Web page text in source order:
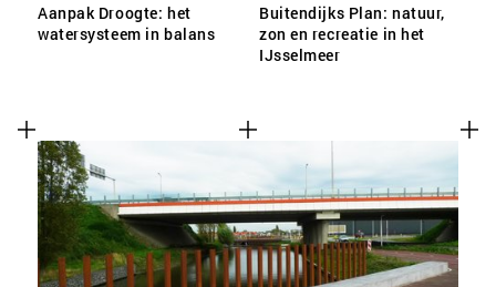
Aanpak Droogte: het
watersysteem in balans
Buitendijks Plan: natuur,
zon en recreatie in het
IJsselmeer